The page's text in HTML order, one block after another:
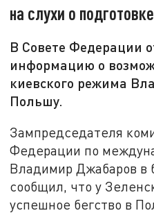
на слухи о
В Совете Федерации
информацию о
киевского режима
Польшу.
Зампредседателя
Федерации по
Владимир Джабаров в
сообщил, что у
успешное бегство в